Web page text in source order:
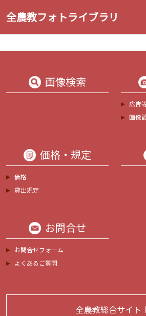
全農教フォトライブラリ
画像検索
広告
画像
価格・規定
価格
貸出規定
お問合せ
お問合せフォーム
よくあるご質問
全農教総合サイト